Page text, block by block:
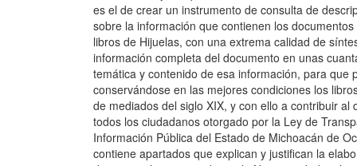
es el de crear un instrumento de consulta de
sobre la información que contienen los
libros de Hijuelas, con una extrema calidad de
información completa del documento en unas
temática y contenido de esa información, para que
conservándose en las mejores condiciones los
de mediados del siglo XIX, y con ello a contribuir al
todos los ciudadanos otorgado por la Ley de
Información Pública del Estado de Michoacán de
contiene apartados que explican y justifican la